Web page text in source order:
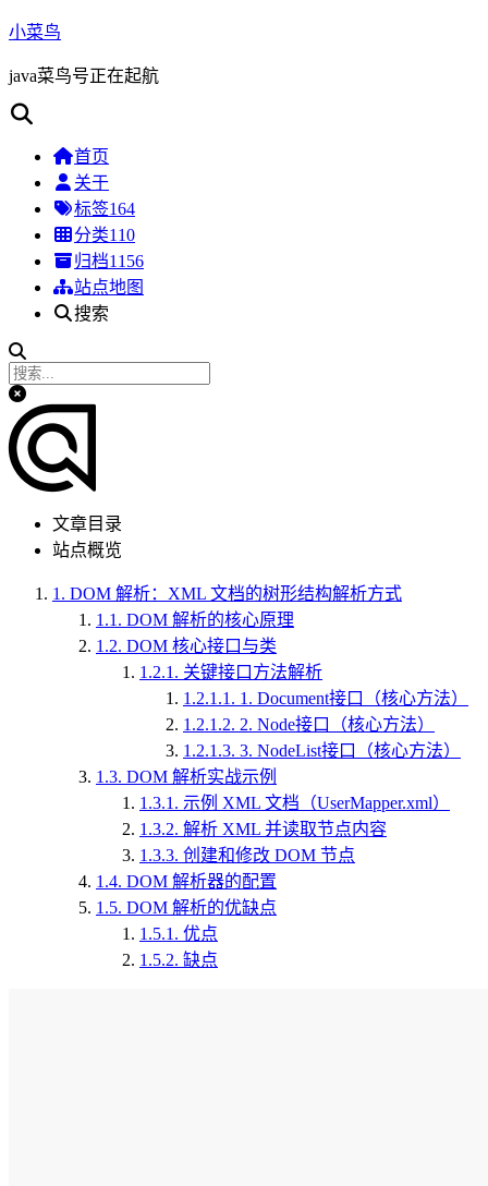
小菜鸟
java菜鸟号正在起航
首页
关于
标签164
分类110
归档1156
站点地图
搜索
文章目录
站点概览
1. DOM 解析：XML 文档的树形结构解析方式
1.1. DOM 解析的核心原理
1.2. DOM 核心接口与类
1.2.1. 关键接口方法解析
1.2.1.1. 1. Document接口（核心方法）
1.2.1.2. 2. Node接口（核心方法）
1.2.1.3. 3. NodeList接口（核心方法）
1.3. DOM 解析实战示例
1.3.1. 示例 XML 文档（UserMapper.xml）
1.3.2. 解析 XML 并读取节点内容
1.3.3. 创建和修改 DOM 节点
1.4. DOM 解析器的配置
1.5. DOM 解析的优缺点
1.5.1. 优点
1.5.2. 缺点